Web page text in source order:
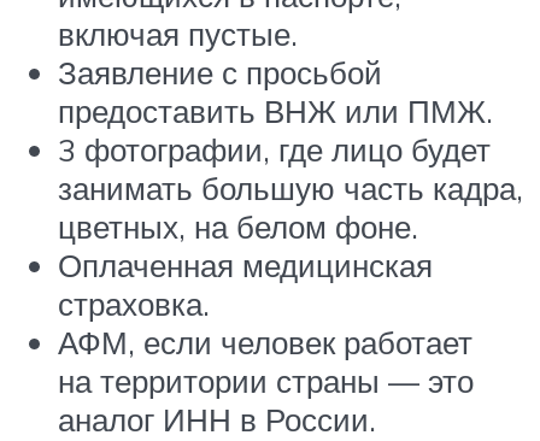
включая пустые.
Заявление с просьбой
предоставить ВНЖ или ПМЖ.
3 фотографии, где лицо будет
занимать большую часть кадра,
цветных, на белом фоне.
Оплаченная медицинская
страховка.
АФМ, если человек работает
на территории страны — это
аналог ИНН в России.